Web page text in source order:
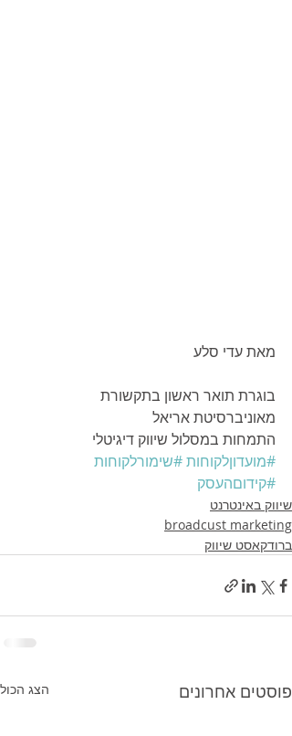
מאת עדי סלע
בוגרת תואר ראשון בתקשורת
מאוניברסיטת אריאל
התמחות במסלול שיווק דיגיטלי
#מועדוןלקוחות#שימורלקוחות
#קידוםהעסק
שיווק באינטרנט
broadcust marketing
ברודקאסט שיווק
פוסטים אחרונים הצג הכול